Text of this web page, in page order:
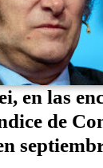
en las
de